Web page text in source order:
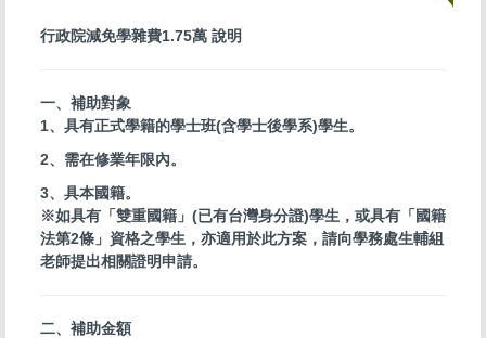
行政院減免學雜費1.75萬 說明
一、補助對象
1、具有正式學籍的學士班(含學士後學系)學生。
2、需在修業年限內。
3、具本國籍。
※如具有「雙重國籍」(已有台灣身分證)學生，或具有「國籍
法第2條」資格之學生，亦適用於此方案，請向學務處生輔組
老師提出相關證明申請。
二、補助金額